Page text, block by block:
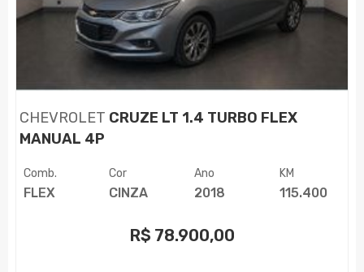
CHEVROLET CRUZE LT 1.4 TURBO FLEX
MANUAL 4P
Comb.
FLEX
Cor
CINZA
Ano
2018
KM
115.400
R$ 78.900,00